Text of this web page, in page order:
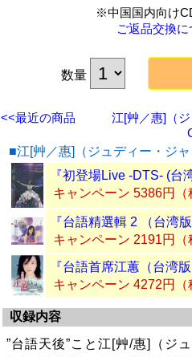
※中国国内向け
ご返品交換
数量
<<最近の商品
江[艸／惠]（
■江[艸／惠]（ジュディー・ジ
『初登場Live -DTS- (
キャンペーン 5386円（
『台語精選輯 2 （台湾
キャンペーン 2191円（
『台語首席江蕙（台湾
キャンペーン 4272円（
収録内容
”台語天後”こと江[艸/惠]（ジ